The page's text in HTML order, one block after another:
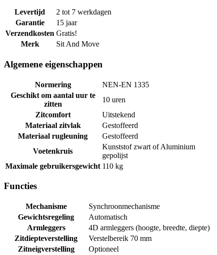
Levertijd
2 tot 7 werkdagen
Garantie
15 jaar
Verzendkosten Gratis!
Merk
Sit And Move
Algemene eigenschappen
Normering
NEN-EN 1335
Geschikt om aantal uur te
zitten
10 uren
Zitcomfort
Uitstekend
Materiaal zitvlak
Gestoffeerd
Materiaal rugleuning
Gestoffeerd
Voetenkruis
Kunststof zwart of Aluminium
gepolijst
Maximale gebruikersgewicht 110 kg
Functies
Mechanisme
Synchroonmechanisme
Gewichtsregeling
Automatisch
Armleggers
4D armleggers (hoogte, breedte, diepte)
Zitdiepteverstelling
Verstelbereik 70 mm
Zitneigverstelling
Optioneel